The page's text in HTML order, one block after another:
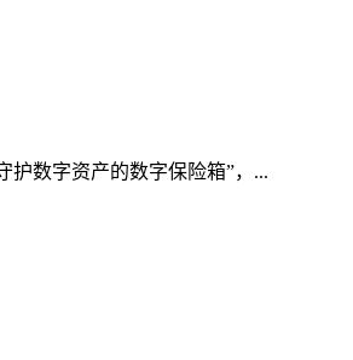
护数字资产的数字保险箱”，...